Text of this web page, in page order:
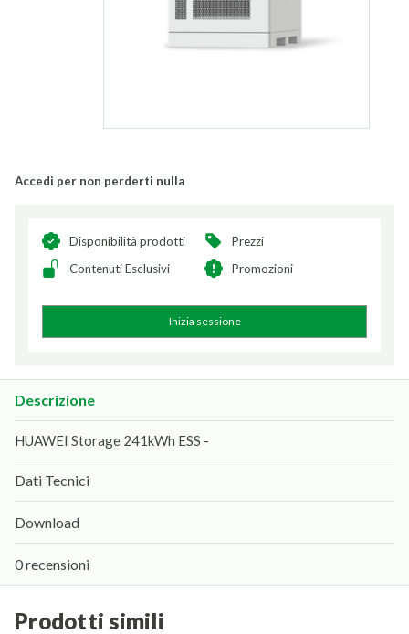
Accedi per non perderti nulla
Disponibilità prodotti
Prezzi
Contenuti Esclusivi
Promozioni
Inizia sessione
Descrizione
HUAWEI Storage 241kWh ESS -
Dati Tecnici
Download
0 recensioni
prodotti simili